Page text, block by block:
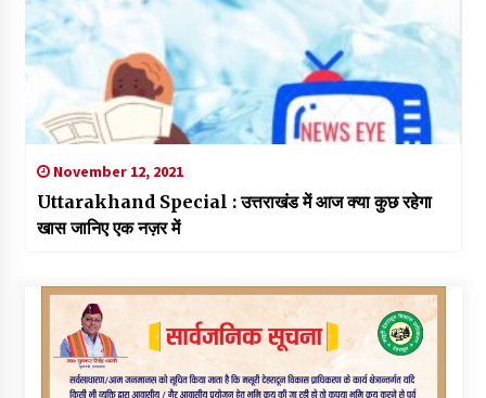
November 12, 2021
Uttarakhand Special : उत्तराखंड में आज क्या कुछ रहेगा
खास जानिए एक नज़र में